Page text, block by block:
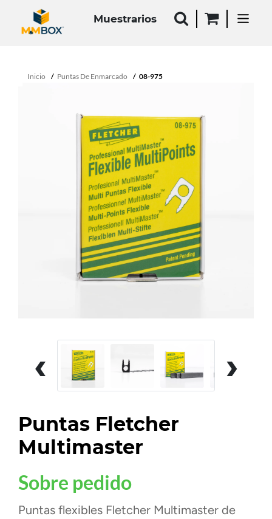
Muestrarios
Inicio Puntas De Enmarcado 08-975
‹ ›
Puntas Fletcher
Multimaster
Sobre pedido
Puntas flexibles Fletcher Multimaster de